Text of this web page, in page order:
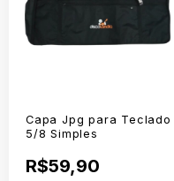
Capa Jpg para Teclado
5/8 Simples
R$59,90